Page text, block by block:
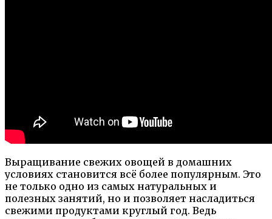
Выращивание свежих овощей в домашних
условиях становится всё более популярным. Это
не только одно из самых натуральных и
полезных занятий, но и позволяет насладиться
свежими продуктами круглый год. Ведь